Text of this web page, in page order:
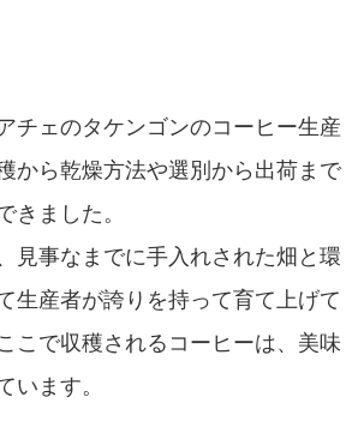
チェのタケンゴンのコーヒー生産
から乾燥方法や選別から出荷まで
きました。
見事なまでに手入れされた畑と環
生産者が誇りを持って育て上げて
こで収穫されるコーヒーは、美味
います。